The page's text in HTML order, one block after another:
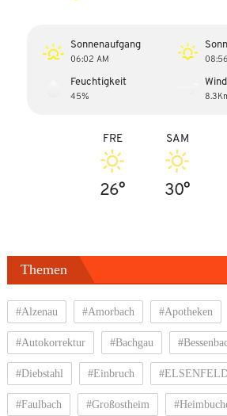
Sonnenaufgang
06:02 AM
Feuchtigkeit
45%
FRE
26°
SAM
30°
Themen
#Alzenau #Amorbach #Apotheken
#Autokorrektur #Bachgau
#Diebstahl #Einbruch
#Faulbach #Großostheim